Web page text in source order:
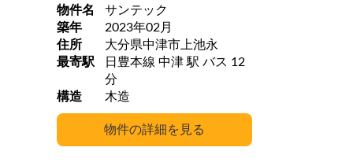
物件名
サンテック
築年
2023年02月
住所
大分県中津市上池永
最寄駅
日豊本線 中津 駅 バス 12
分
構造
木造